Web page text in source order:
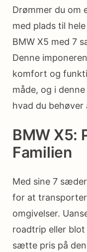
Drømmer du om
med plads til
BMW X5 med 7
Denne
komfort og
måde, og i
hvad du behøver
BMW X5:
Familien
Med sine 7
for at
omgivelser.
roadtrip eller
sætte pris på